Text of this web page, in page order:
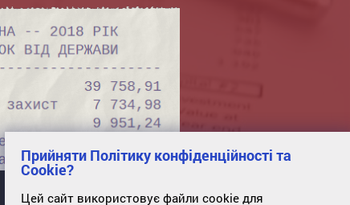
Прийняти Політику конфіденційності та
Cookie?
Цей сайт використовує файли cookie для